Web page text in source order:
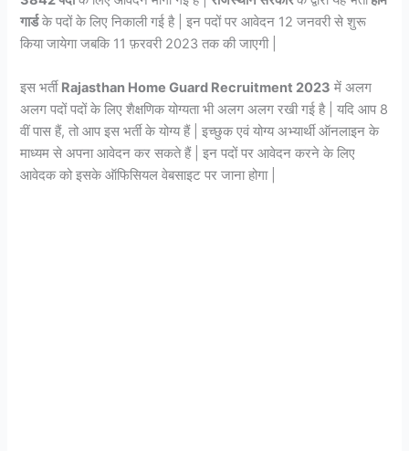
गार्डके पदों के लिए निकाली गई है | इन पदों पर आवेदन 12 जनवरी से शुरू
किया जायेगा जबकि 11 फ़रवरी 2023 तक की जाएगी |
इस भर्ती Rajasthan Home Guard Recruitment 2023 में अलग
अलग पदों पदों के लिए शैक्षणिक योग्यता भी अलग अलग रखी गई है | यदि आप 8
वीं पास हैं, तो आप इस भर्ती के योग्य हैं | इच्छुक एवं योग्य अभ्यार्थी ऑनलाइन के
माध्यम से अपना आवेदन कर सकते हैं | इन पदों पर आवेदन करने के लिए
आवेदक को इसके ऑफिसियल वेबसाइट पर जाना होगा |